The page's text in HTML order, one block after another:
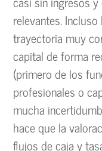
relevantes.
trayectoria muy
capital de forma
(primero de los
profesionales o
mucha
hace que la
flujos de caja y